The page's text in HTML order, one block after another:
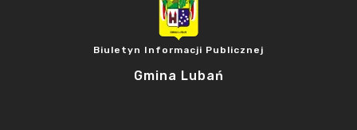
Biuletyn Informacji Publicznej
Gmina Lubań